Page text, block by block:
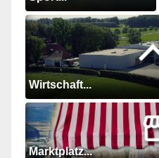
Wirtschaft...
Marktplatz...